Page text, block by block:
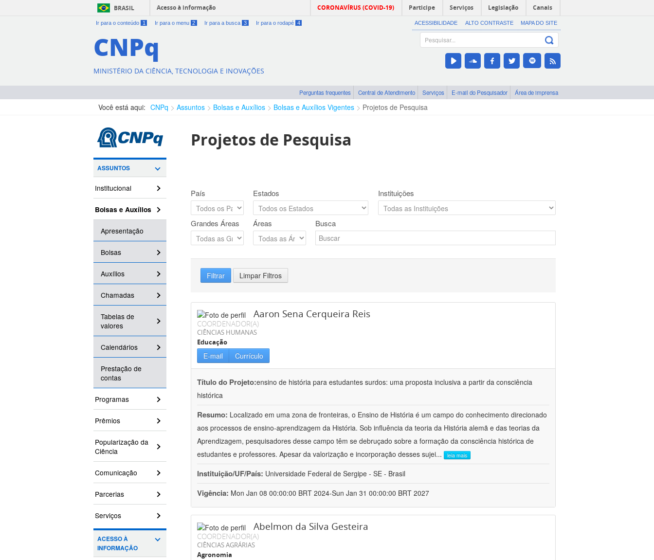
BRASIL Acesso à informação CORONAVÍRUS (COVID-19) Participe Serviços Legislação Canais
Ir para o conteúdo 1 Ir para o menu 2 Ir para a busca 3 Ir para o rodapé 4 ACESSIBILIDADE ALTO CONTRASTE MAPA DO SITE
CNPq
MINISTÉRIO DA CIÊNCIA, TECNOLOGIA E INOVAÇÕES
Perguntas frequentes Central de Atendimento Serviços E-mail do Pesquisador Área de imprensa
Você está aqui: CNPq Assuntos Bolsas e Auxílios Bolsas e Auxílios Vigentes Projetos de Pesquisa
ASSUNTOS
Institucional
Bolsas e Auxílios
Apresentação
Bolsas
Auxílios
Chamadas
Tabelas de
valores
Calendários
Prestação de
contas
Programas
Prêmios
Popularização da
Ciência
Comunicação
Parcerias
Serviços
ACESSO À
INFORMAÇÃO
Projetos de Pesquisa
País Estados Instituições
Grandes Áreas Áreas Busca
Filtrar Limpar Filtros
Aaron Sena Cerqueira Reis
COORDENADOR(A)
CIÊNCIAS HUMANAS
Educação
E-mail Currículo
Título do Projeto:ensino de história para estudantes surdos: uma proposta inclusiva a partir da consciência
histórica
Resumo: Localizado em uma zona de fronteiras, o Ensino de História é um campo do conhecimento direcionado
aos processos de ensino-aprendizagem da História. Sob influência da teoria da História alemã e das teorias da
Aprendizagem, pesquisadores desse campo têm se debruçado sobre a formação da consciência histórica de
estudantes e professores. Apesar da valorização e incorporação desses sujei... leia mais
Instituição/UF/País: Universidade Federal de Sergipe - SE - Brasil
Vigência: Mon Jan 08 00:00:00 BRT 2024-Sun Jan 31 00:00:00 BRT 2027
Abelmon da Silva Gesteira
COORDENADOR(A)
CIÊNCIAS AGRÁRIAS
Agronomia